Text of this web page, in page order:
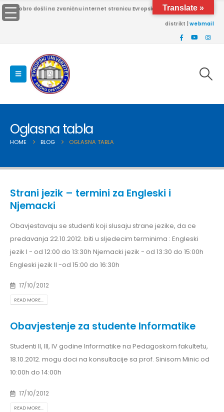
Dobro došli na zvaničnu internet stranicu Evropskog univerziteta Brčko
distrikt |webmail
Oglasna tabla
HOME BLOG OGLASNA TABLA
Strani jezik – termini za Engleski i
Njemacki
Obavjestavaju se studenti koji slusaju strane jezike, da ce
predavanja 22.10.2012. biti u sljedecim terminima : Engleski
jezik I - od 12:00 do 13:30h Njemacki jezik - od 13:30 do 15:00h
Engleski jezik II -od 15:00 do 16:30h
17/10/2012
READ MORE...
Obavjestenje za studente Informatike
Studenti II, III, IV godine Informatike na Pedagoskom fakultetu,
18.10.2012. mogu doci na konsultacije sa prof. Sinisom Minic od
10:00h do 14:00h
17/10/2012
READ MORE...
Translate »